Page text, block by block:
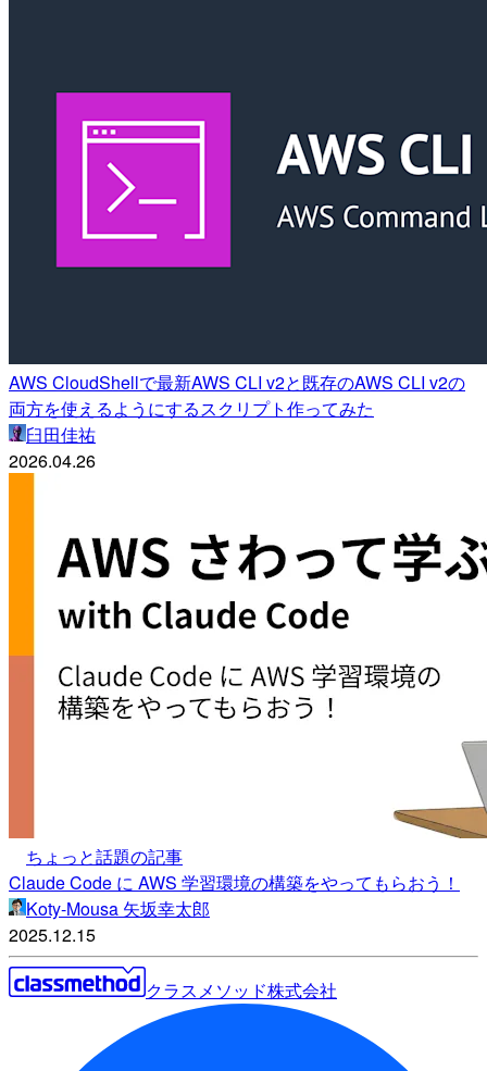
AWS CloudShellで最新AWS CLI v2と既存のAWS CLI v2の
両方を使えるようにするスクリプト作ってみた
臼田佳祐
2026.04.26
ちょっと話題の記事
Claude Code に AWS 学習環境の構築をやってもらおう！
Koty-Mousa 矢坂幸太郎
2025.12.15
クラスメソッド株式会社